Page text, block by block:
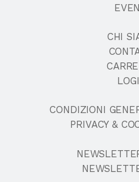
CHI
CONDIZIONI
PRIVACY &